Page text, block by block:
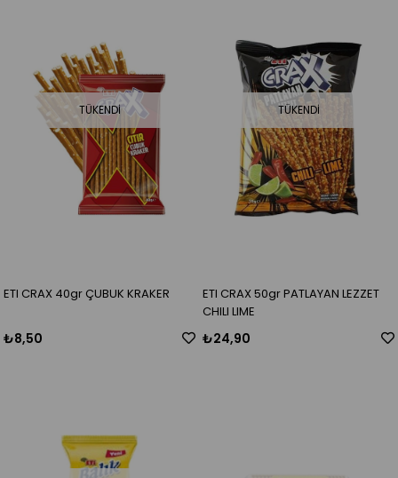
TÜKENDI
ETI CRAX 40gr ÇUBUK KRAKER
₺8,50
TÜKENDI
ETI CRAX 50gr PATLAYAN LEZZET
CHILI LIME
₺24,90